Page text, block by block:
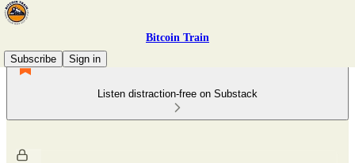
Bitcoin Train
Subscribe
Sign in
Listen distraction-free on Substack